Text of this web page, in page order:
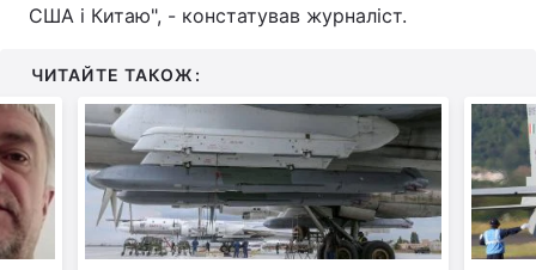
США і Китаю", - констатував журналіст.
ЧИТАЙТЕ ТАКОЖ: